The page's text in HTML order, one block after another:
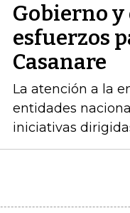
Gobierno
esfuerzos
Casanare
La atención a la
entidades
iniciativas